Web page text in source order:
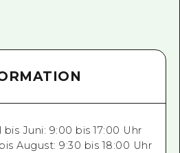
bis Juni: 9:00 bis 17:00 Uhr
August: 9:30 bis 18:00 Uhr